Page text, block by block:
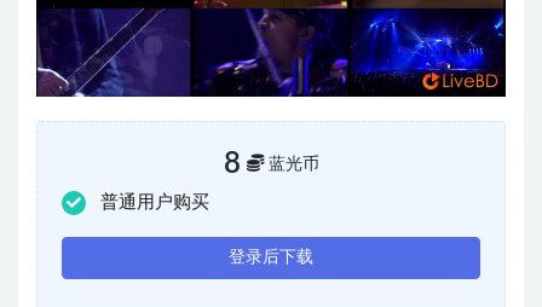
8 蓝光币
普通用户购买
登录后下载